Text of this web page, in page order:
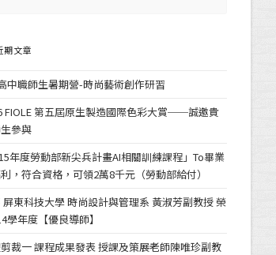
期文章
中職師生暑期營-時尚藝術創作研習
FIOLE 第五屆原生製造國際色彩大賞──誠邀貴
參與
年度勞動部新尖兵計畫AI相關訓練課程」To畢業
，符合資格，可領2萬8千元（勞動部給付）
屏東科技大學 時尚設計與管理系 黃淑芳副教授 榮
學年度【優良導師】
裁一 課程成果發表 授課及策展老師陳唯珍副教